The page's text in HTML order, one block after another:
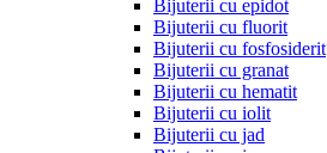
Bijuterii cu epidot
Bijuterii cu fluorit
Bijuterii cu fosfosiderit
Bijuterii cu granat
Bijuterii cu hematit
Bijuterii cu iolit
Bijuterii cu jad